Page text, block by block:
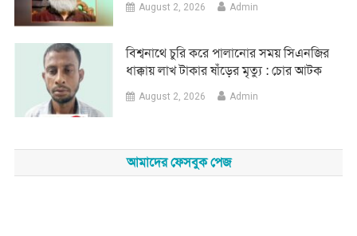
August 2, 2026 Admin
‎বিশ্বনাথে চুরি করে পালানোর সময় সিএনজির
ধাক্কায় লাখ টাকার ষাঁড়ের মৃত্যু : চোর আটক
August 2, 2026 Admin
আমাদের ফেসবুক পেজ